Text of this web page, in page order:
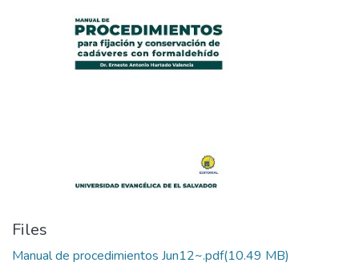
Files
Manual de procedimientos Jun12~.pdf(10.49 MB)